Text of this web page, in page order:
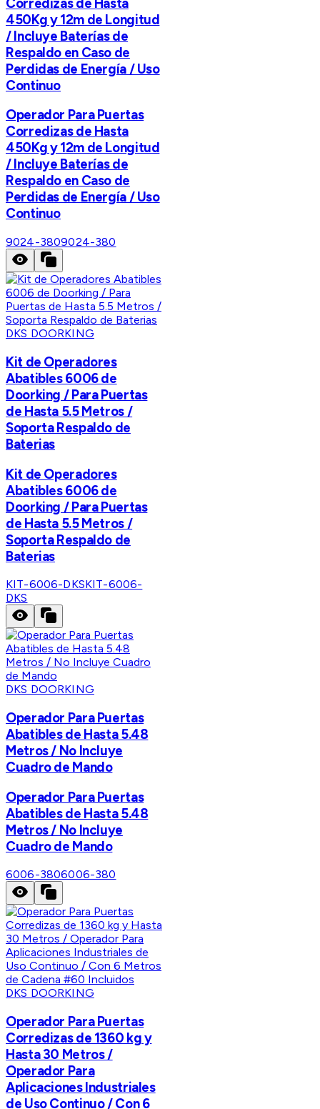
450Kg y 12m de Longitud
/ Incluye Baterías de
Respaldo en Caso de
Perdidas de Energía / Uso
Continuo
Operador Para Puertas
Corredizas de Hasta
450Kg y 12m de Longitud
/ Incluye Baterías de
Respaldo en Caso de
Perdidas de Energía / Uso
Continuo
9024-3809024-380
DKS DOORKING
Kit de Operadores
Abatibles 6006 de
Doorking / Para Puertas
de Hasta 5.5 Metros /
Soporta Respaldo de
Baterias
Kit de Operadores
Abatibles 6006 de
Doorking / Para Puertas
de Hasta 5.5 Metros /
Soporta Respaldo de
Baterias
KIT-6006-DKSKIT-6006-
DKS
DKS DOORKING
Operador Para Puertas
Abatibles de Hasta 5.48
Metros / No Incluye
Cuadro de Mando
Operador Para Puertas
Abatibles de Hasta 5.48
Metros / No Incluye
Cuadro de Mando
6006-3806006-380
DKS DOORKING
Operador Para Puertas
Corredizas de 1360 kg y
Hasta 30 Metros /
Operador Para
Aplicaciones Industriales
de Uso Continuo / Con 6